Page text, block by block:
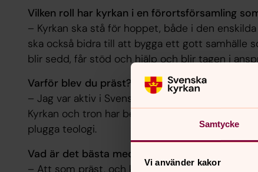
Samtycke
Vi använder kakor
Vilken roll har kyrkan i en förortsförsamling
– Kyrkan ska stå för hoppet, både i den
ska också bidra till att bygga ett gott samhälle
blir sedd, får stöd och hjälp och blir tagen i
Varför blev du präst?
– Jag var aktiv i Svenska kyrkans unga, och
Kyrkan och tron har betytt så otroligt mycket
plugga teologi.
Vad är det bästa med ditt yrke?
– Att som präst, och kyrkoherde, möta